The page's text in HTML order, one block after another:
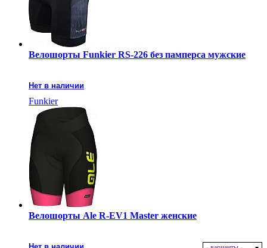
Велошорты Funkier RS-226 без памперса мужские
Нет в наличии
Funkier
Велошорты Ale R-EV1 Master женские